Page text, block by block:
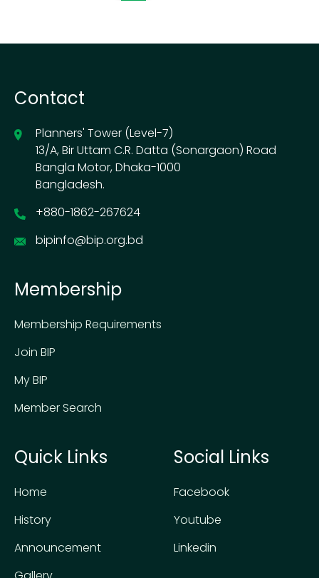
Contact
Planners' Tower (Level-7)
13/A, Bir Uttam C.R. Datta (Sonargaon) Road
Bangla Motor, Dhaka-1000
Bangladesh.
+880-1862-267624
bipinfo@bip.org.bd
Membership
Membership Requirements
Join BIP
My BIP
Member Search
Quick Links
Home
History
Announcement
Social Links
Facebook
Youtube
Linkedin